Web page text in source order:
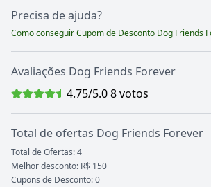
Precisa de ajuda?
Como conseguir Cupom de Desconto Dog Friends
Avaliações Dog Friends Forever
4.75/5.08votos
Total de ofertas Dog Friends Forever
Total de Ofertas:4
Melhor desconto: R$ 150
Cupons de Desconto:0